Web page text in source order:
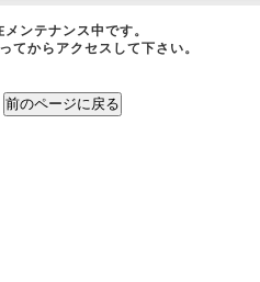
メンテナンス中です。
てからアクセスして下さい。